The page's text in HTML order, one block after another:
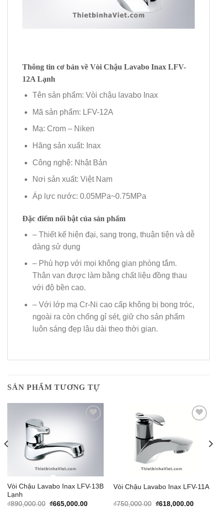
Thông tin cơ bản về Vòi Chậu Lavabo Inax LFV-
12A Lạnh
Tên sản phẩm: Vòi chậu lavabo Inax
Mã sản phẩm: LFV-12A
Mạ: Crom – Niken
Hãng sản xuất: Inax
Công nghệ: Nhật Bản
Nơi sản xuất: Việt Nam
Áp lực nước: 0.05MPa~0.75MPa
Đặc điểm nổi bật của sản phẩm
– Thiết kế hiện đại, sang trọng, thuận tiện và dễ
dàng sử dụng
– Phù hợp với mọi không gian phòng tắm.
Thân van được làm bằng chất liệu đồng thau
với độ bền cao.
– Với lớp mạ Cr-Ni cao cấp không bị bong tróc,
ngoài ra còn chống gỉ sét, giữ cho sản phẩm
luôn sáng đẹp lâu dài theo thời gian.
SẢN PHẨM TƯƠNG TỰ
Vòi Chậu Lavabo Inax LFV-13B
Lạnh
₫890,000.00 Original
₫665,000.00Current
Vòi Chậu Lavabo Inax LFV-11A
₫750,000.00 Original
₫618,000.00Current